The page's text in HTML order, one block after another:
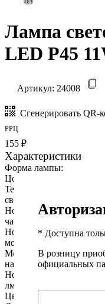
Лампа
LED P45
Артикул: 24008
Сгенерировать QR-
РРЦ
155 ₽
Характеристики
Форма лампы:
Цоколь:
Технология изготовления
светодиодов:
Номинальное
частота тока, Гц:
Номинальная
мощность, Вт:
Мощность аналогичной
накаливания, Вт:
Номинальный световой
лм:
Цветовая температура, К:
* Доступна
В розницу
официальных